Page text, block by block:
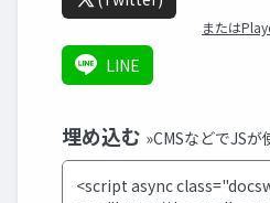
または
LINE
埋め込む »CMSなどでJS